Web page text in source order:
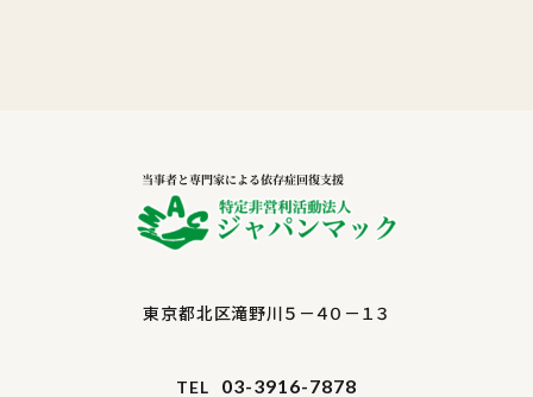
東京都北区滝野川５－４０－１３
TEL 03-3916-7878